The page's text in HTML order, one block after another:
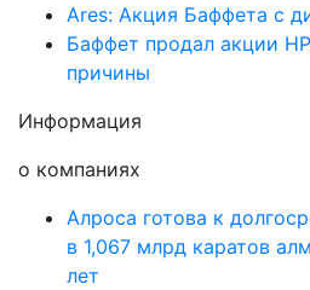
Ares: Акция Баффета с
Баффет продал акции
причины
Информация
о компаниях
Алроса готова к
в 1,067 млрд каратов
лет